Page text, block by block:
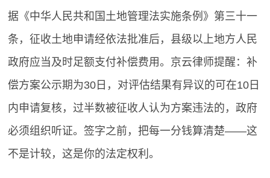
据《中华人民共和国土地管理法实施条例》第三十一
条，征收土地申请经依法批准后，县级以上地方人民
政府应当及时足额支付补偿费用。京云律师提醒：补
偿方案公示期为30日，对评估结果有异议的可在10日
内申请复核，过半数被征收人认为方案违法的，政府
必须组织听证。签字之前，把每一分钱算清楚——这
不是计较，这是你的法定权利。